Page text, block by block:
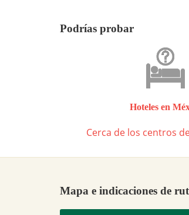
Podrías probar
Hoteles en
Cerca de los centros
Mapa e indicaciones de